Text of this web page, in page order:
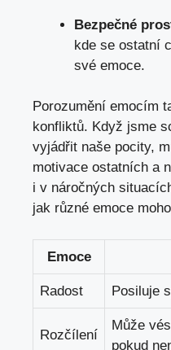
Bezpečné
kde se ostatní
své emoce.
Porozumění emocím
konfliktů. Když jsme
vyjádřit naše pocity,
motivace ostatních a
i v náročných
jak různé emoce
Emoce
Radost Posiluje
Rozčílení
Může
pokud